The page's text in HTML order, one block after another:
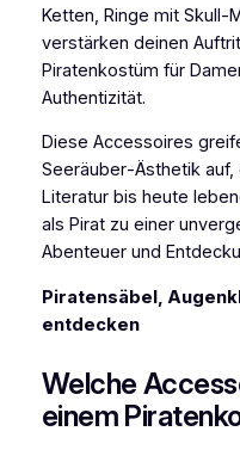
Ketten, Ringe mit
verstärken deinen
Piratenkostüm für
Authentizität.
Diese Accessoires
Seeräuber‑Ästhetik
Literatur bis heute
als Pirat zu einer
Abenteuer und
Piratensäbel,
entdecken
Welche
einem